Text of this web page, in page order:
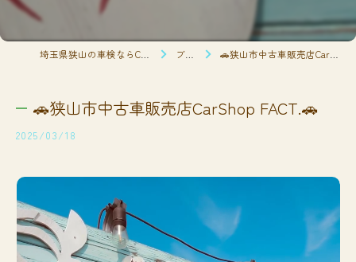
ブログ 🚗狭山市中古車販売店CarShop FACT.🚗
🚗狭山市中古車販売店CarShop FACT.🚗
2025/03/18